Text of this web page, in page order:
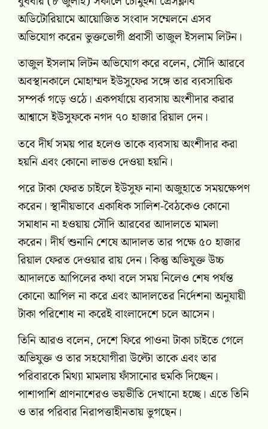
অডিটোরিয়ামে আয়োজিত সংবাদ সম্মেলনে এসব
অভিযোগ করেন ভুক্তভোগী প্রবাসী তাজুল ইসলাম লিটন।
তাজুল ইসলাম লিটন অভিযোগ করে বলেন, সৌদি আরবে
অবস্থানকালে মোহাম্মদ ইউসুফের সঙ্গে তার ব্যবসায়িক
সম্পর্ক গড়ে ওঠে। একপর্যায়ে ব্যবসায় অংশীদার করার
আশ্বাসে ইউসুফকে নগদ ৭০ হাজার রিয়াল দেন।
তবে দীর্ঘ সময় পার হলেও তাকে ব্যবসায় অংশীদার করা
হয়নি এবং কোনো লাভও দেওয়া হয়নি।
পরে টাকা ফেরত চাইলে ইউসুফ নানা অজুহাতে সময়ক্ষেপণ
করেন। স্থানীয়ভাবে একাধিক সালিশ-বৈঠকেও কোনো
সমাধান না হওয়ায় সৌদি আরবের আদালতে মামলা
করেন। দীর্ঘ শুনানি শেষে আদালত তার পক্ষে ৫০ হাজার
রিয়াল ফেরত দেওয়ার রায় দেন। কিন্তু অভিযুক্ত উচ্চ
আদালতে আপিলের কথা বলে সময় নিলেও শেষ পর্যন্ত
কোনো আপিল না করে এবং আদালতের নির্দেশনা অনুযায়ী
টাকা পরিশোধ না করেই বাংলাদেশে চলে আসেন।
তিনি আরও বলেন, দেশে ফিরে পাওনা টাকা চাইতে গেলে
অভিযুক্ত ও তার সহযোগীরা উল্টো তাকে এবং তার
পরিবারকে মিথ্যা মামলায় ফাঁসানোর হুমকি দিচ্ছেন।
পাশাপাশি প্রাণনাশেরও ভয়ভীতি দেখানো হচ্ছে। এতে তিনি
ও তার পরিবার নিরাপত্তাহীনতায় ভুগছেন।